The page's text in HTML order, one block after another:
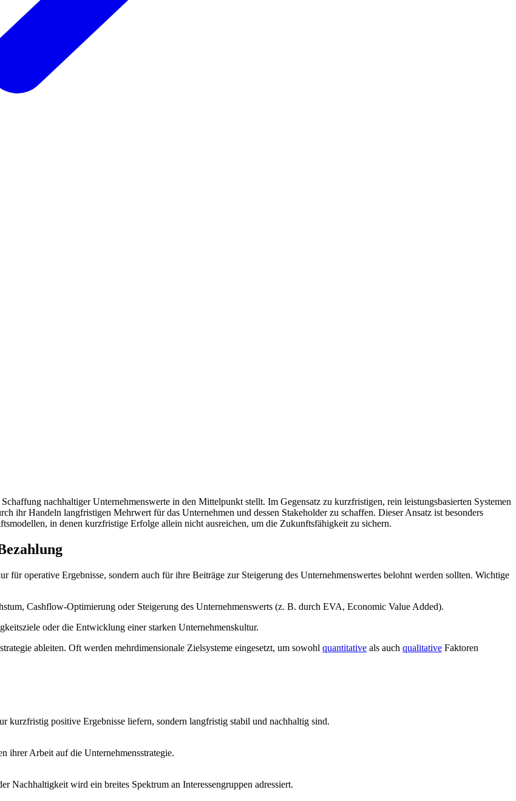
Schaffung nachhaltiger Unternehmenswerte in den Mittelpunkt stellt. Im Gegensatz zu kurzfristigen, rein leistungsbasierten Systemen
ihr Handeln langfristigen Mehrwert für das Unternehmen und dessen Stakeholder zu schaffen. Dieser Ansatz ist besonders
in denen kurzfristige Erfolge allein nicht ausreichen, um die Zukunftsfähigkeit zu sichern.
für operative Ergebnisse, sondern auch für ihre Beiträge zur Steigerung des Unternehmenswertes belohnt werden sollten. Wichtige
Cashflow-Optimierung oder Steigerung des Unternehmenswerts (z. B. durch EVA, Economic Value Added).
oder die Entwicklung einer starken Unternehmenskultur.
ableiten. Oft werden mehrdimensionale Zielsysteme eingesetzt, um sowohl quantitative als auch qualitative Faktoren
kurzfristig positive Ergebnisse liefern, sondern langfristig stabil und nachhaltig sind.
ihrer Arbeit auf die Unternehmensstrategie.
wird ein breites Spektrum an Interessengruppen adressiert.